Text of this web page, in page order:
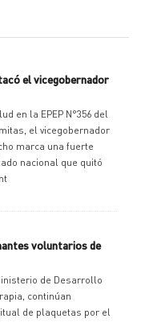
el vicegobernador
en la EPEP N°356 del
el vicegobernador
marca una fuerte
nacional que quitó
voluntarios de
de Desarrollo
continúan
de plaquetas por el